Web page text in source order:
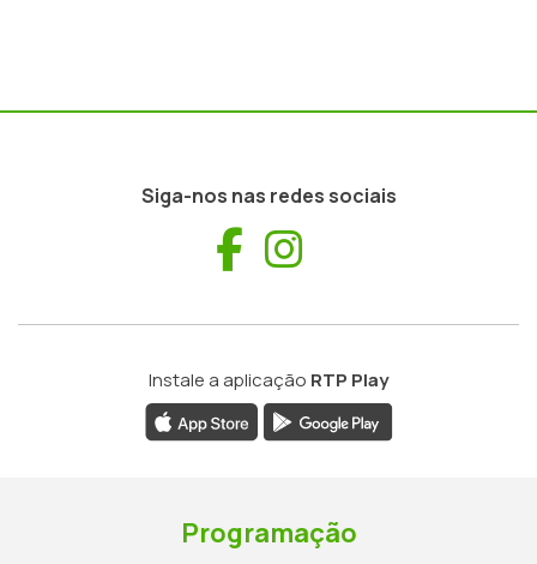
Siga-nos nas redes sociais
Facebook
Instale a aplicação RTP Play
Programação